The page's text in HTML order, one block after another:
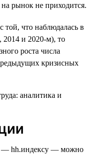
рынок не приходится.
что наблюдалась в
2014 и 2020-м), то
роста числа
кризисных
— hh.индексу — можно